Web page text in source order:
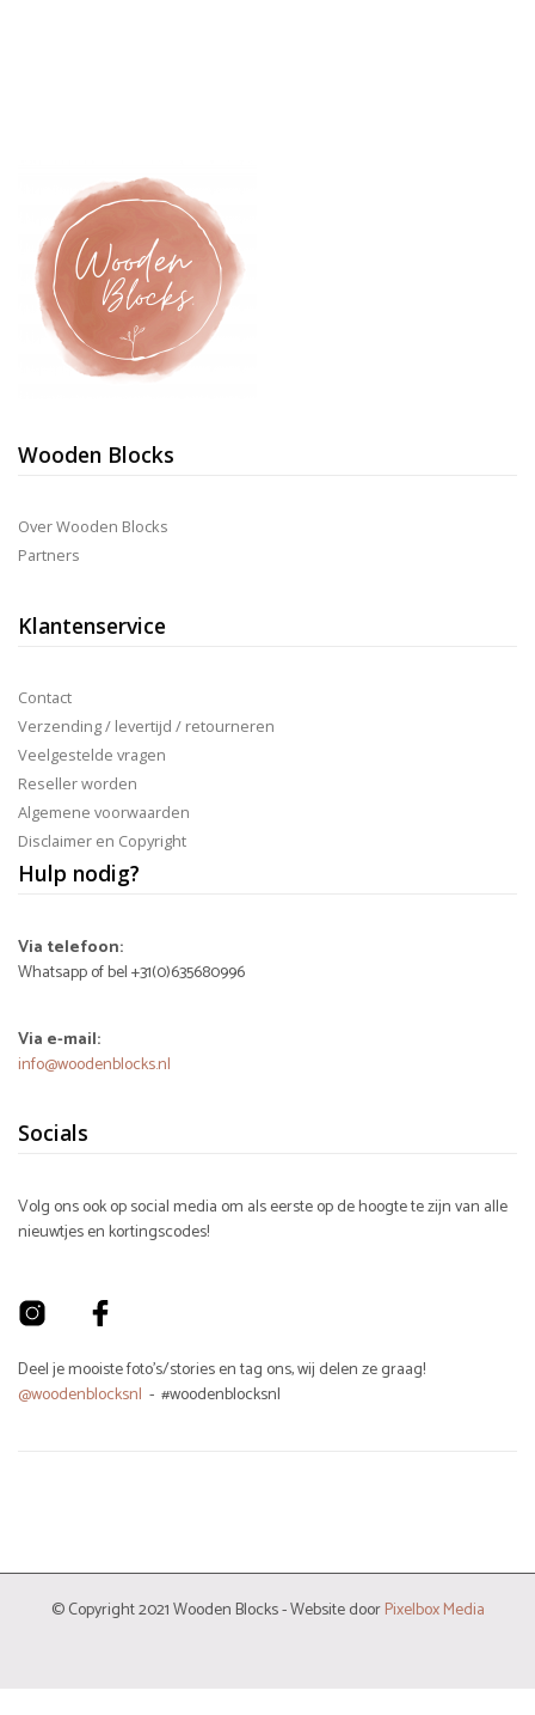
Wooden Blocks
Over Wooden Blocks
Partners
Klantenservice
Contact
Verzending / levertijd / retourneren
Veelgestelde vragen
Reseller worden
Algemene voorwaarden
Disclaimer en Copyright
Hulp nodig?
Via telefoon:
Whatsapp of bel +31(0)635680996
Via e-mail:
info@woodenblocks.nl
Socials
Volg ons ook op social media om als eerste op de hoogte te zijn van alle
nieuwtjes en kortingscodes!
Deel je mooiste foto's/stories en tag ons, wij delen ze graag!
@woodenblocksnl - #woodenblocksnl
© Copyright 2021 Wooden Blocks - Website doorPixelbox Media